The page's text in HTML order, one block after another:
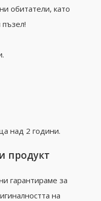
обитатели, като
над 2 години.
продукт
гарантираме за
на